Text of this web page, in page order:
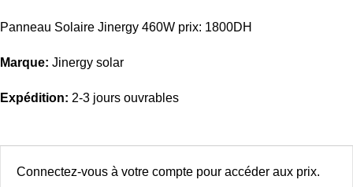
Panneau Solaire Jinergy 460W prix: 1800DH
Marque: Jinergy solar
Expédition: 2-3 jours ouvrables
Connectez-vous à votre compte pour accéder aux prix.